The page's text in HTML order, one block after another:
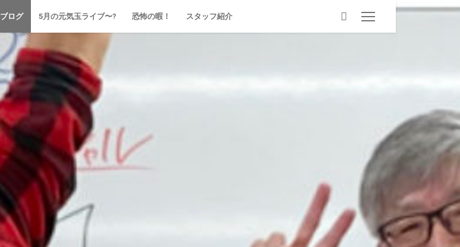
ブログ 5月の元気玉ライブ〜? 恐怖の暇！ スタッフ紹介